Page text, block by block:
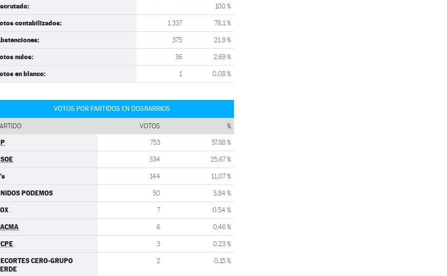
100 %
contabilizados: 1.337 78,1 %
375 21,9 %
nulos: 36 2,69 %
en blanco: 1 0,08 %
VOTOS POR PARTIDOS EN DOSBARRIOS
VOTOS %
753 57,88 %
334 25,67 %
144 11,07 %
PODEMOS 50 3,84 %
7 0,54 %
6 0,46 %
3 0,23 %
CERO-GRUPO
2 0,15 %